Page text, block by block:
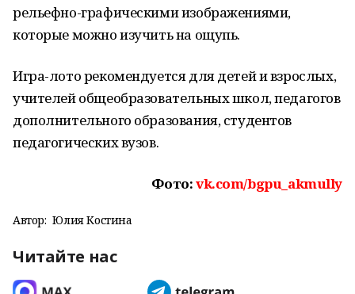
рельефно-графическими изображениями,
которые можно изучить на ощупь.
Игра-лото рекомендуется для детей и взрослых,
учителей общеобразовательных школ, педагогов
дополнительного образования, студентов
педагогических вузов.
Фото:vk.com/bgpu_akmully
Автор: Юлия Костина
Читайте нас